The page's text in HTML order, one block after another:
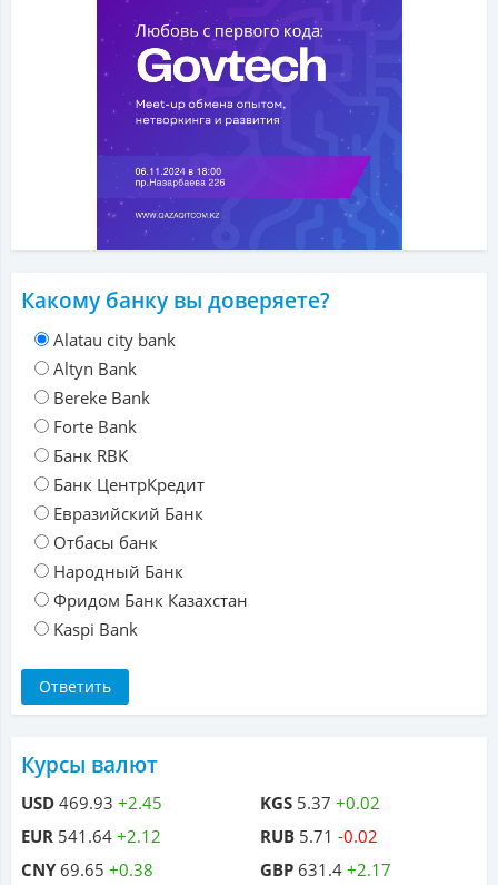
Какому банку вы доверяете?
Alatau city bank
Altyn Bank
Bereke Bank
Forte Bank
Банк RBK
Банк ЦентрКредит
Евразийский Банк
Отбасы банк
Народный Банк
Фридом Банк Казахстан
Kaspi Bank
Курсы валют
USD 469.93 +2.45
EUR 541.64 +2.12
CNY69.65 +0.38
KGS 5.37 +0.02
RUB 5.71 -0.02
GBP 631.4 +2.17